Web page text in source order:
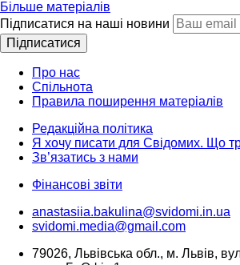
Більше матеріалів
Підписатися на наші новини
Підписатися
Про нас
Спільнота
Правила поширення матеріалів
Редакційна політика
Я хочу писати для Свідомих. Що
Зв’язатись з нами
Фінансові звіти
anastasiia.bakulina@svidomi.in.ua
svidomi.media@gmail.com
79026, Львівська обл., м. Львів,